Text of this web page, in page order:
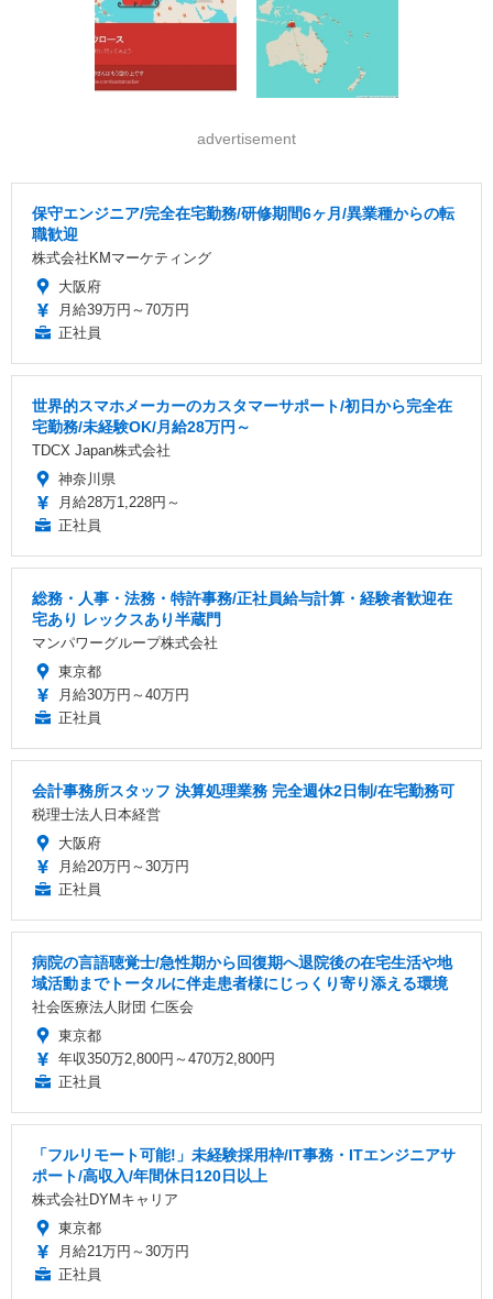
advertisement
保守エンジニア/完全在宅勤務/研修期間6ヶ月/異業種からの転
職歓迎
株式会社KMマーケティング
大阪府
月給39万円～70万円
正社員
世界的スマホメーカーのカスタマーサポート/初日から完全在
宅勤務/未経験OK/月給28万円～
TDCX Japan株式会社
神奈川県
月給28万1,228円～
正社員
総務・人事・法務・特許事務/正社員給与計算・経験者歓迎在
宅あり レックスあり半蔵門
マンパワーグループ株式会社
東京都
月給30万円～40万円
正社員
会計事務所スタッフ 決算処理業務 完全週休2日制/在宅勤務可
税理士法人日本経営
大阪府
月給20万円～30万円
正社員
病院の言語聴覚士/急性期から回復期へ退院後の在宅生活や地
域活動までトータルに伴走患者様にじっくり寄り添える環境
社会医療法人財団 仁医会
東京都
年収350万2,800円～470万2,800円
正社員
「フルリモート可能!」未経験採用枠/IT事務・ITエンジニアサ
ポート/高収入/年間休日120日以上
株式会社DYMキャリア
東京都
月給21万円～30万円
正社員